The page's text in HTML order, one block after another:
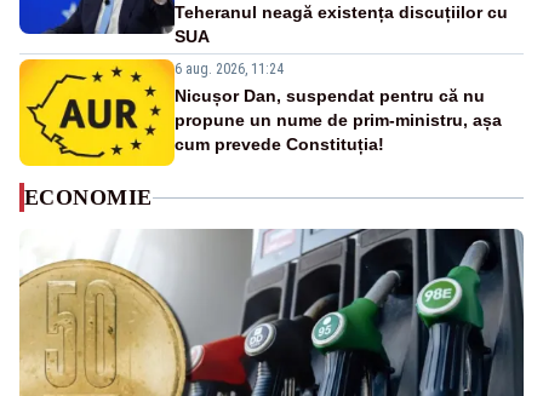
Teheranul neagă existența discuțiilor cu
SUA
6 aug. 2026, 11:24
Nicușor Dan, suspendat pentru că nu
propune un nume de prim-ministru, așa
cum prevede Constituția!
ECONOMIE